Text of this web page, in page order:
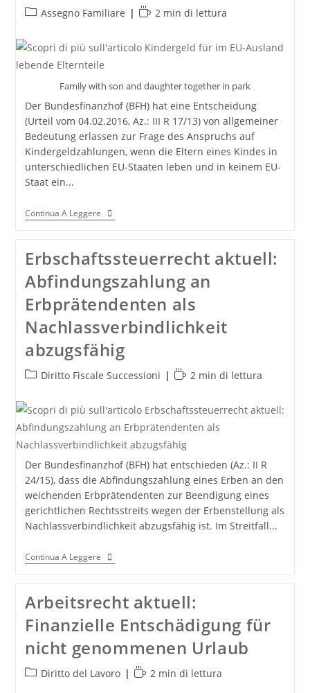
Categoria
Assegno Familiare
Tempo
lettura:
2 min di lettura
Family with son and daughter together in park
Der Bundesfinanzhof (BFH) hat eine Entscheidung
(Urteil vom 04.02.2016, Az.: III R 17/13) von allgemeiner
Bedeutung erlassen zur Frage des Anspruchs auf
Kindergeldzahlungen, wenn die Eltern eines Kindes in
unterschiedlichen EU-Staaten leben und in keinem EU-
Staat ein...
Continua A LeggereKindergeld
Für
Ausland
Lebende
Elternteile
Erbschaftssteuerrecht aktuell:
Abfindungszahlung an
Erbprätendenten als
Nachlassverbindlichkeit
abzugsfähig
Categoria
Diritto Fiscale Successioni
Tempo
lettura:
2 min di lettura
Der Bundesfinanzhof (BFH) hat entschieden (Az.: II R
24/15), dass die Abfindungszahlung eines Erben an den
weichenden Erbprätendenten zur Beendigung eines
gerichtlichen Rechtsstreits wegen der Erbenstellung als
Nachlassverbindlichkeit abzugsfähig ist. Im Streitfall...
Continua A LeggereErbschaftssteuerrecht
Aktuell:
Erbprätendenten
Als
Nachlassverbindlichkeit
Abzugsfähig
Arbeitsrecht aktuell:
Finanzielle Entschädigung für
nicht genommenen Urlaub
Categoria
Diritto del Lavoro
Tempo2 min di lettura